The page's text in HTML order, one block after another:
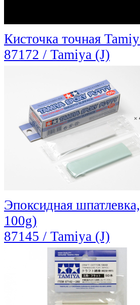
Кисточка точная
87172 / Tamiya (J)
Эпоксидная
100g)
87145 / Tamiya (J)